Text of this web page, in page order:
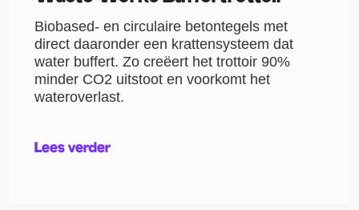
Biobased- en circulaire betontegels met
direct daaronder een krattensysteem dat
water buffert. Zo creëert het trottoir 90%
minder CO2 uitstoot en voorkomt het
wateroverlast.
Lees verder